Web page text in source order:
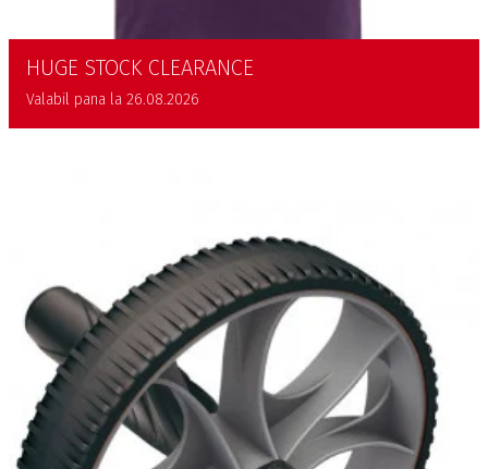
HUGE STOCK CLEARANCE
Valabil pana la 26.08.2026